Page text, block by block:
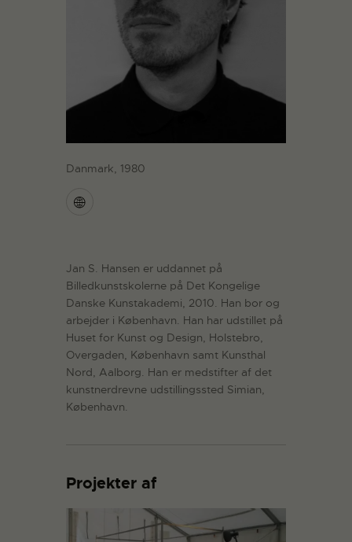
Danmark, 1980
Jan S. Hansen er uddannet på
Billedkunstskolerne på Det Kongelige
Danske Kunstakademi, 2010. Han bor og
arbejder i København. Han har udstillet på
Huset for Kunst og Design, Holstebro,
Overgaden, København samt Kunsthal
Nord, Aalborg. Han er medstifter af det
kunstnerdrevne udstillingssted Simian,
København.
Projekter af